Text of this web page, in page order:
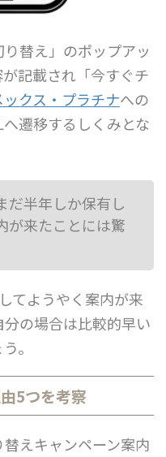
替え」のポップアッ
記載され「今すぐチ
ックス・プラチナへの
遷移するしくみとな
だ半年しか保有し
が来たことには驚
てようやく案内が来
の場合は比較的早い
。
5つを考察
えキャンペーン案内